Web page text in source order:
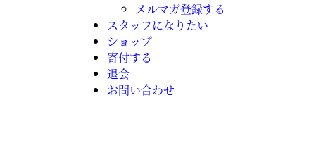
メルマガ登録する
スタッフになりたい
ショップ
寄付する
退会
お問い合わせ